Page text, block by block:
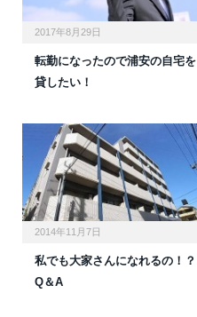
2017年8月29日
転勤になったので浦安の自宅を
貸したい！
2014年11月7日
私でも大家さんになれるの！？
Q＆A